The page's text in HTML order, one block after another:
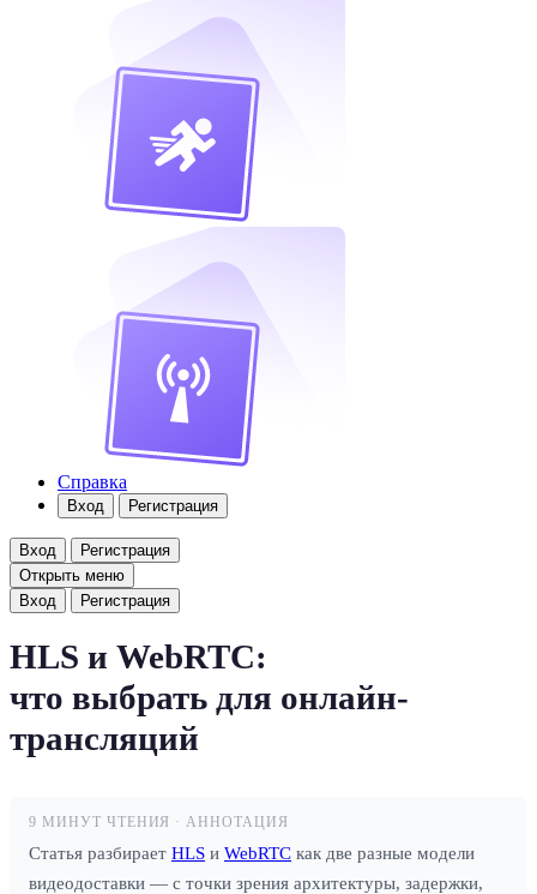
Справка
Вход Регистрация
Вход
Регистрация
Открыть меню
Вход
Регистрация
HLS и WebRTC:
что выбрать для онлайн-
трансляций
9 МИНУТ ЧТЕНИЯ · АННОТАЦИЯ
Статья разбирает HLS и WebRTC как две разные модели
видеодоставки — с точки зрения архитектуры, задержки,